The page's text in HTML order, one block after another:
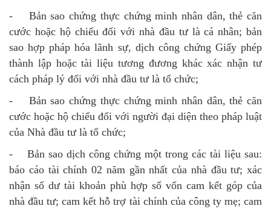
- Bản sao chứng thực chứng minh nhân dân, thẻ căn
cước hoặc hộ chiếu đối với nhà đầu tư là cá nhân; bản
sao hợp pháp hóa lãnh sự, dịch công chứng Giấy phép
thành lập hoặc tài liệu tương đương khác xác nhận tư
cách pháp lý đối với nhà đầu tư là tổ chức;
- Bản sao chứng thực chứng minh nhân dân, thẻ căn
cước hoặc hộ chiếu đối với người đại diện theo pháp luật
của Nhà đầu tư là tổ chức;
- Bản sao dịch công chứng một trong các tài liệu sau:
báo cáo tài chính 02 năm gần nhất của nhà đầu tư; xác
nhận số dư tài khoản phù hợp số vốn cam kết góp của
nhà đầu tư; cam kết hỗ trợ tài chính của công ty mẹ; cam